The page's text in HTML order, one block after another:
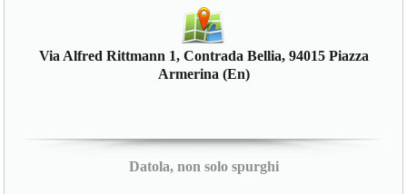
Via Alfred Rittmann 1, Contrada Bellia, 94015 Piazza
Armerina (En)
Datola, non solo spurghi